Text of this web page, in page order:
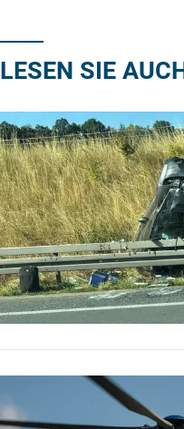
LESEN SIE